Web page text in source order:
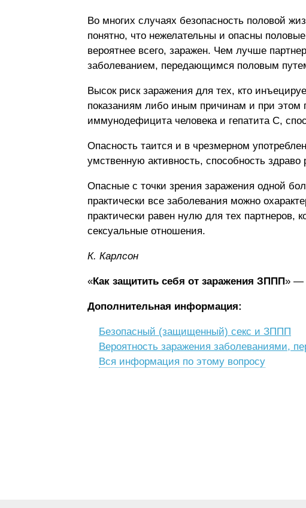
Во многих случаях безопасность половой
понятно, что нежелательны и опасны
вероятнее всего, заражен. Чем лучше
заболеванием, передающимся половым
Высок риск заражения для тех, кто
показаниям либо иным причинам и при этом
иммунодефицита человека и гепатита С,
Опасность таится и в чрезмерном
умственную активность, способность
Опасные с точки зрения заражения одной
практически все заболевания можно
практически равен нулю для тех
сексуальные отношения.
К. Карлсон
«Как защитить себя от заражения ЗППП» —
Дополнительная информация:
Безопасный (защищенный) секс и ЗППП
Вероятность заражения заболеваниями,
Вся информация по этому вопросу